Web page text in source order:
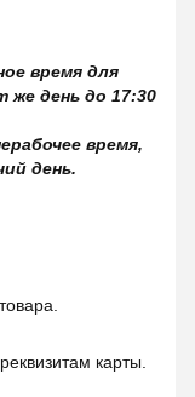
время для
же день до 17:30
время,
день.
карты.